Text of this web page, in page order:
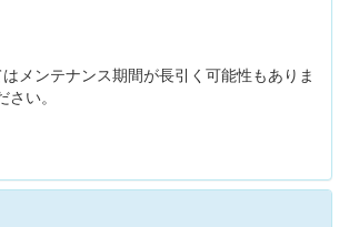
メンテナンス期間が長引く可能性もありま
い。